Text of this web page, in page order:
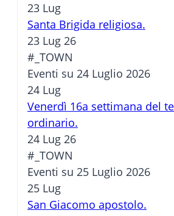
23 Lug
Santa Brigida religiosa.
23 Lug 26
#_TOWN
Eventi su 24 Luglio 2026
24 Lug
Venerdì 16a settimana del
ordinario.
24 Lug 26
#_TOWN
Eventi su 25 Luglio 2026
25 Lug
San Giacomo apostolo.